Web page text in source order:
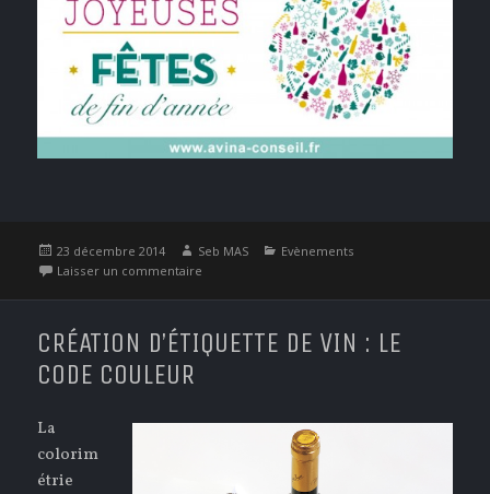
Publié
le
23 décembre 2014 Auteur
Seb MAS Catégories
Evènements
Laisser un commentaire
CRÉATION D’ÉTIQUETTE DE VIN : LE
CODE COULEUR
La
colorim
étrie